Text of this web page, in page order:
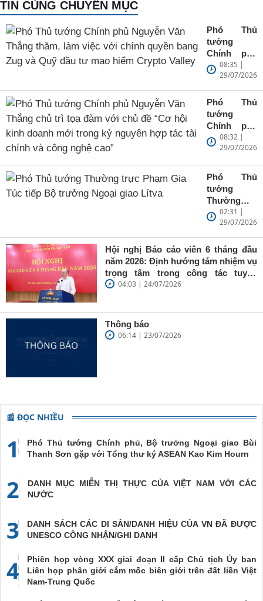
TIN CÙNG CHUYÊN MỤC
Phó Thủ
tướng
Chính phủ
Nguyễn Văn
Thắng
thăm, làm
việc với
chính quyền
bang Zug và
Quỹ đầu tư
mạo hiểm
Valley
08:35 |
29/07/2026
Phó Thủ
tướng
Chính phủ
Nguyễn Văn
Thắng chủ
với chủ đề
“Cơ hội
kinh doanh
mới trong
kỷ nguyên
chính và
công nghệ
cao”
08:32 |
29/07/2026
Phó Thủ
tướng
Thường
trực Phạm
Gia Túc tiếp
Bộ trưởng
Ngoại giao
Lítva
02:31 |
29/07/2026
Hội nghị Báo cáo viên 6 tháng đầu
năm 2026: Định hướng tám nhiệm vụ
trọng tâm trong công tác tuyên
truyền04:03 | 24/07/2026
Thông báo
06:14 | 23/07/2026
📰 ĐỌC NHIỀU
1
Phó Thủ tướng Chính phủ, Bộ trưởng Ngoại giao Bùi
Thanh Sơn gặp với Tổng thư ký ASEAN Kao Kim Hourn
2
DANH MỤC MIỄN THỊ THỰC CỦA VIỆT NAM VỚI CÁC
NƯỚC
3
DANH SÁCH CÁC DI SẢN/DANH HIỆU CỦA VN ĐÃ ĐƯỢC
UNESCO CÔNG NHẬN/GHI DANH
4
Phiên họp vòng XXX giai đoạn II cấp Chủ tịch Ủy ban
Liên họp phân giới cắm mốc biên giới trên đất liền Việt
Nam-Trung Quốc